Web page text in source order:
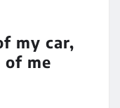
my car,
of me